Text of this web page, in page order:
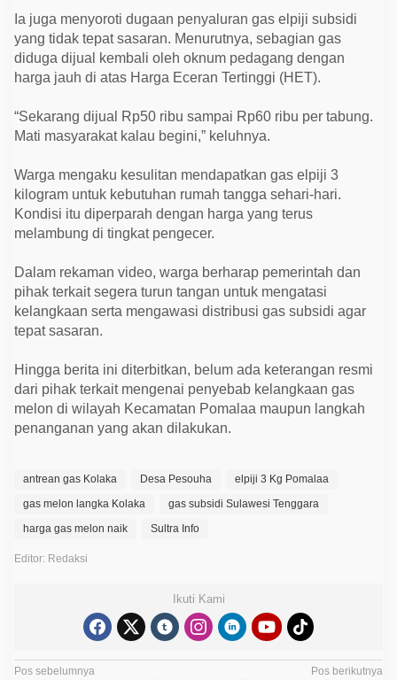
6
0
R
i
b
Ia juga menyoroti dugaan penyaluran gas elpiji subsidi
yang tidak tepat sasaran. Menurutnya, sebagian gas
diduga dijual kembali oleh oknum pedagang dengan
harga jauh di atas Harga Eceran Tertinggi (HET).
“Sekarang dijual Rp50 ribu sampai Rp60 ribu per tabung.
Mati masyarakat kalau begini,” keluhnya.
Warga mengaku kesulitan mendapatkan gas elpiji 3
kilogram untuk kebutuhan rumah tangga sehari-hari.
Kondisi itu diperparah dengan harga yang terus
melambung di tingkat pengecer.
Dalam rekaman video, warga berharap pemerintah dan
pihak terkait segera turun tangan untuk mengatasi
kelangkaan serta mengawasi distribusi gas subsidi agar
tepat sasaran.
Hingga berita ini diterbitkan, belum ada keterangan resmi
dari pihak terkait mengenai penyebab kelangkaan gas
melon di wilayah Kecamatan Pomalaa maupun langkah
penanganan yang akan dilakukan.
antrean gas Kolaka Desa Pesouha
elpiji 3 Kg Pomalaa
gas melon langka Kolaka
gas subsidi Sulawesi Tenggara
harga gas melon naik
Sultra Info
Editor: Redaksi
Ikuti Kami
Pos sebelumnya
Pos berikutnya